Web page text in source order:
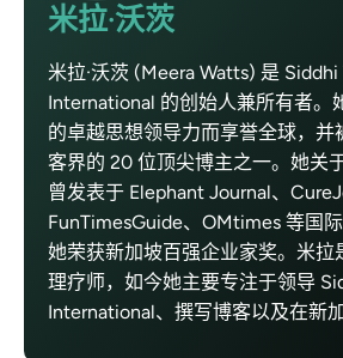
米拉·沃茨
米拉·沃茨 (Meera Watts) 是 Siddhi
International 的创始人兼所有者。
的卓越思想领导力而享誉全球，并
客界的 20 位顶尖博主之一。她关
曾发表于 Elephant Journal、
FunTimesGuide、OMtimes 等国
她荣获新加坡百强企业家奖。米拉
理疗师，如今她主要专注于领导
International、撰写博客以及在新